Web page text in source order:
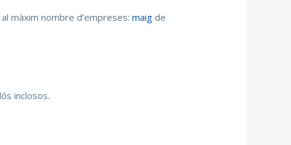
màxim nombre d’empreses:maig de
inclosos.